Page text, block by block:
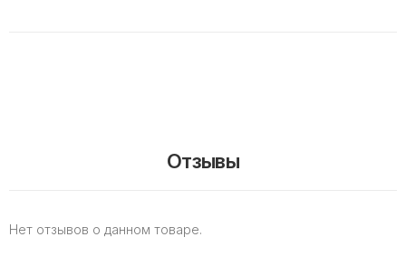
Отзывы
Нет отзывов о данном товаре.